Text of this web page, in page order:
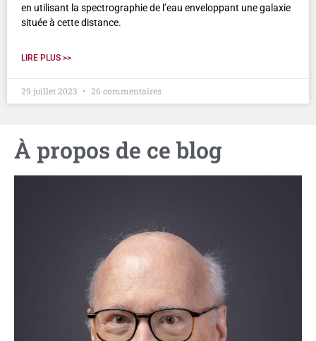
en utilisant la spectrographie de l’eau enveloppant une galaxie
située à cette distance.
LIRE PLUS >>
29 juillet 2023 26 commentaires
À propos de ce blog